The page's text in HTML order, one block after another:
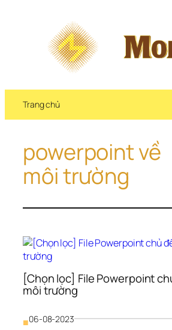
Trang chủ
powerpoint về
môi trường
[Chọn lọc] File Powerpoint
môi trường
■06-08-2023